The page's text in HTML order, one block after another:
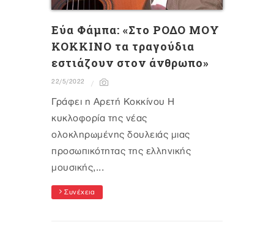
Eύα Φάμπα: «Στο ΡΟΔΟ ΜΟΥ
ΚΟΚΚΙΝΟ τα τραγούδια
εστιάζουν στον άνθρωπο»
22/5/2022
Γράφει η Αρετή Κοκκίνου Η
κυκλοφορία της νέας
ολοκληρωμένης δουλειάς μιας
προσωπικότητας της ελληνικής
μουσικής,...
Συνέχεια